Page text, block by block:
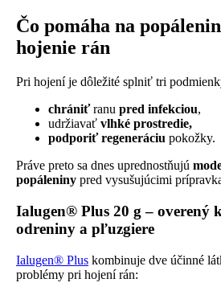
Čo pomáha na
hojenie rán
Pri hojení je dôležité splniť tri
chrániťranu pred infekciou,
udržiavať vlhké prostredie,
podporiť regeneráciu pokožky.
Práve preto sa dnes uprednostňujú
popáleniny pred vysušujúcimi
Ialugen® Plus 20 g – overený
odreniny a pľuzgiere
Ialugen® Plus kombinuje dve účinné
problémy pri hojení rán: